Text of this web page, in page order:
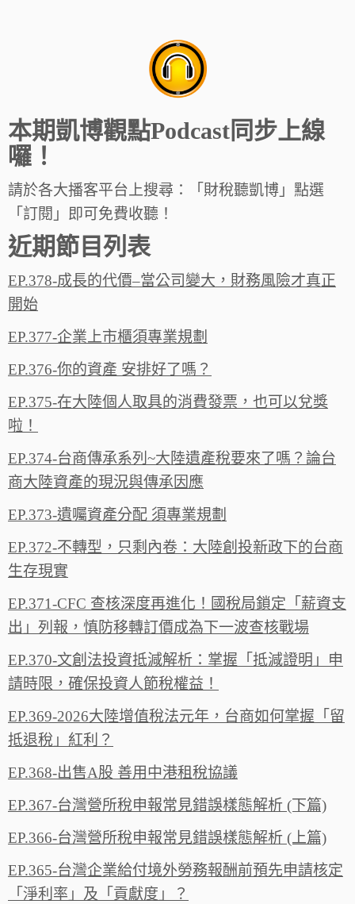
本期凱博觀點Podcast同步上線
囉！
請於各大播客平台上搜尋：「財稅聽凱博」點選
「訂閱」即可免費收聽！
近期節目列表
EP.378-成長的代價–當公司變大，財務風險才真正
開始
EP.377-企業上市櫃須專業規劃
EP.376-你的資產 安排好了嗎？
EP.375-在大陸個人取具的消費發票，也可以兌獎
啦！
EP.374-台商傳承系列~大陸遺產稅要來了嗎？論台
商大陸資產的現況與傳承因應
EP.373-遺囑資產分配 須專業規劃
EP.372-不轉型，只剩內卷：大陸創投新政下的台商
生存現實
EP.371-CFC 查核深度再進化！國稅局鎖定「薪資支
出」列報，慎防移轉訂價成為下一波查核戰場
EP.370-文創法投資抵減解析：掌握「抵減證明」申
請時限，確保投資人節稅權益！
EP.369-2026大陸增值稅法元年，台商如何掌握「留
抵退稅」紅利？
EP.368-出售A股 善用中港租稅協議
EP.367-台灣營所稅申報常見錯誤樣態解析 (下篇)
EP.366-台灣營所稅申報常見錯誤樣態解析 (上篇)
EP.365-台灣企業給付境外勞務報酬前預先申請核定
「淨利率」及「貢獻度」？